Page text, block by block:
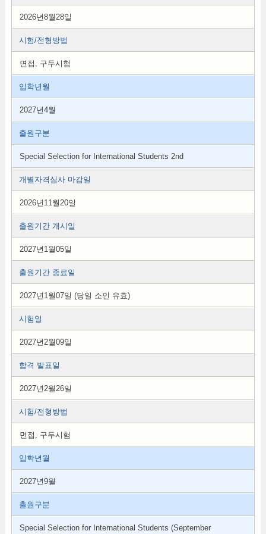
2026년8월28일
시험/전형방법
면접, 구두시험
입학년월
2027년4월
출원구분
Special Selection for International Students 2nd
개별자격심사 마감일
2026년11월20일
출원기간 개시일
2027년1월05일
출원기간 종료일
2027년1월07일 (당일 소인 유효)
시험일
2027년2월09일
합격 발표일
2027년2월26일
시험/전형방법
면접, 구두시험
입학년월
2027년9월
출원구분
Special Selection for International Students (September